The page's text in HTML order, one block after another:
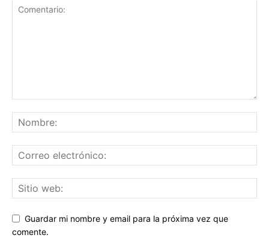
Guardar mi nombre y email para la próxima vez que
comente.